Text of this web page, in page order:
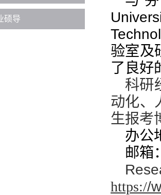
硕导
验室及
了良好
科研
动化、
生报考
办公
邮箱
https://